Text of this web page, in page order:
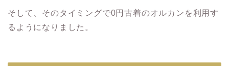
そして、そのタイミングで0円古着のオルカンを利用す
るようになりました。